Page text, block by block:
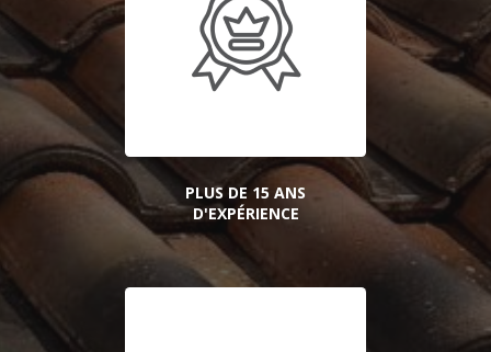
PLUS DE 15 ANS
D'EXPÉRIENCE